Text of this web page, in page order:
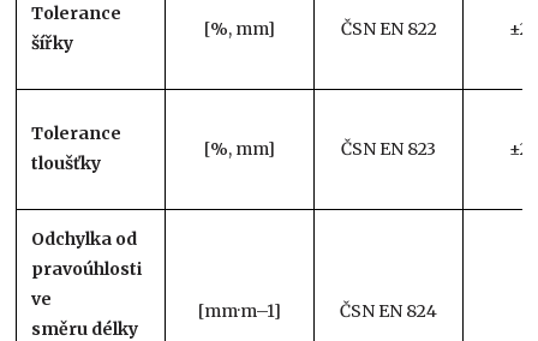
Tolerance
šířky
[%, mm] ČSN EN 822 ±2
Tolerance
tloušťky
[%, mm] ČSN EN 823 ±2
Odchylka od
pravoúhlosti
ve
směru délky
[mm·m–1] ČSN EN 824